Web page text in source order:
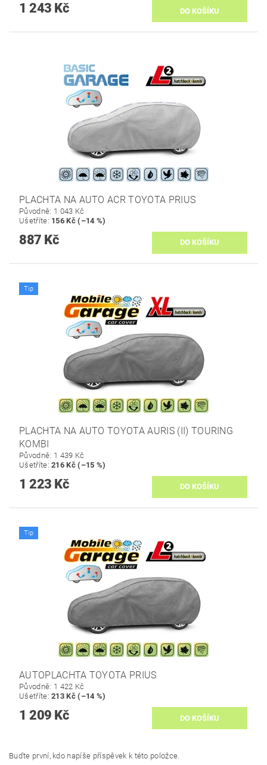
1 243 Kč
PLACHTA NA AUTO ACR TOYOTA PRIUS
Původně: 1 043 Kč
Ušetříte: 156 Kč (–14 %)
887 Kč
Tip
PLACHTA NA AUTO TOYOTA AURIS (II) TOURING
KOMBI
Původně: 1 439 Kč
Ušetříte:216 Kč (–15 %)
1 223 Kč
Tip
AUTOPLACHTA TOYOTA PRIUS
Původně: 1 422 Kč
Ušetříte:213 Kč (–14 %)
1 209 Kč
Buďte první, kdo napíše příspěvek k této položce.